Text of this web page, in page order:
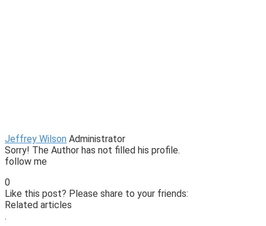
Jeffrey Wilson Administrator
Sorry! The Author has not filled his profile.
follow me
0
Like this post? Please share to your friends:
Related articles
.